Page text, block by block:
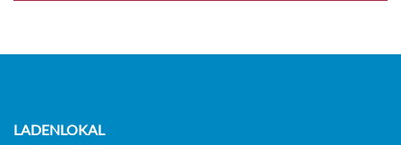
LADENLOKAL